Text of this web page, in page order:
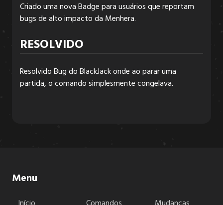
6.3.2
6.3.1
6.3.0
6.2.4
Criado uma nova Badge para usuários que reportam
bugs de alto impacto da Menhera.
RESOLVIDO
Resolvido Bug do BlackJack onde ao parar uma
partida, o comando simplesmente congelava.
Menu